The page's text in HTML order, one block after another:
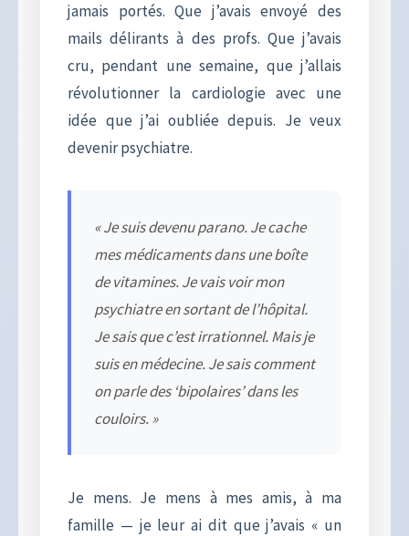
jamais portés. Que j’avais envoyé des
mails délirants à des profs. Que j’avais
cru, pendant une semaine, que j’allais
révolutionner la cardiologie avec une
idée que j’ai oubliée depuis. Je veux
devenir psychiatre.
« Je suis devenu parano. Je cache
mes médicaments dans une boîte
de vitamines. Je vais voir mon
psychiatre en sortant de l’hôpital.
Je sais que c’est irrationnel. Mais je
suis en médecine. Je sais comment
on parle des ‘bipolaires’ dans les
couloirs. »
Je mens. Je mens à mes amis, à ma
famille — je leur ai dit que j’avais « un